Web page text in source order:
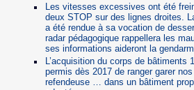
Les vitesses excessives ont été
deux STOP sur des lignes droites.
a été rendue à sa vocation de
radar pédagogique rappellera les
ses informations aideront la
L’acquisition du corps de bâtiments
permis dès 2017 de ranger garer
refendeuse … dans un bâtiment